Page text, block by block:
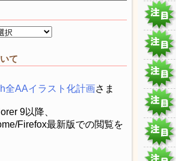
て
全AAイラスト化計画さま
9以降、
Firefox最新版での閲覧を